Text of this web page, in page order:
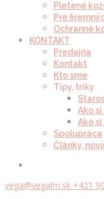
Pletené
Pre
Ochranné
KONTAKT
Predajňa
Kontakt
Kto sme
Tipy, triky
Ako
Ako
Spolupráca
Články,
vega@vegalm.sk +421